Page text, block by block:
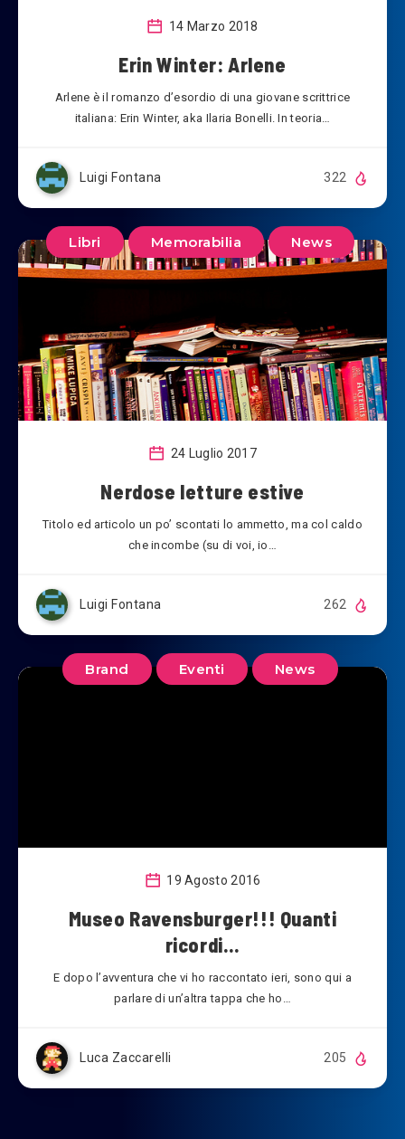
14 Marzo 2018
Erin Winter: Arlene
Arlene è il romanzo d’esordio di una giovane scrittrice
italiana: Erin Winter, aka Ilaria Bonelli. In teoria…
Luigi Fontana 322
Libri Memorabilia News
24 Luglio 2017
Nerdose letture estive
Titolo ed articolo un po’ scontati lo ammetto, ma col caldo
che incombe (su di voi, io…
Luigi Fontana 262
Brand Eventi News
19 Agosto 2016
Museo Ravensburger!!! Quanti
ricordi…
E dopo l’avventura che vi ho raccontato ieri, sono qui a
parlare di un’altra tappa che ho…
Luca Zaccarelli 205